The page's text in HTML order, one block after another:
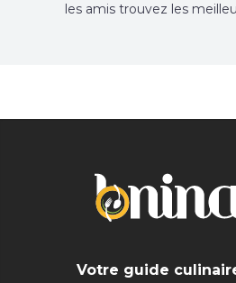
les amis trouvez les
Votre guide